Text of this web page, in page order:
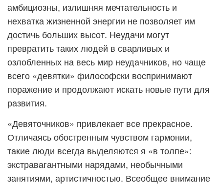
амбициозны, излишняя мечтательность и
нехватка жизненной энергии не позволяет им
достичь больших высот. Неудачи могут
превратить таких людей в сварливых и
озлобленных на весь мир неудачников, но чаще
всего «девятки» философски воспринимают
поражение и продолжают искать новые пути для
развития.
«Девяточников» привлекает все прекрасное.
Отличаясь обостренным чувством гармонии,
такие люди всегда выделяются я «в толпе»:
экстравагантными нарядами, необычными
занятиями, артистичностью. Всеобщее внимание